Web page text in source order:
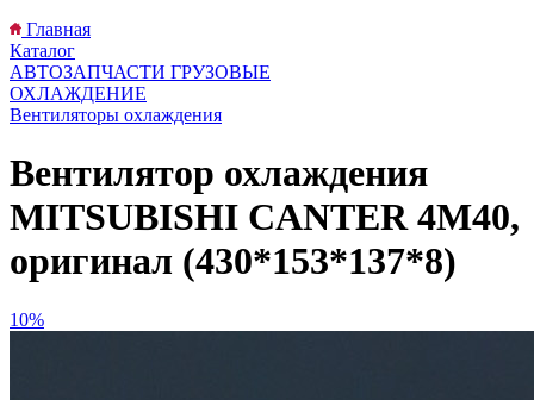
Главная
Каталог
АВТОЗАПЧАСТИ ГРУЗОВЫЕ
ОХЛАЖДЕНИЕ
Вентиляторы охлаждения
Вентилятор охлаждения
MITSUBISHI CANTER 4M40,
оригинал (430*153*137*8)
10%